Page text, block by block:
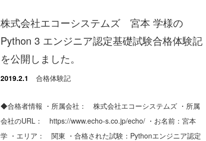
株式会社エコーシステムズ 宮本 学様の
Python 3 エンジニア認定基礎試験合格体験記
を公開しました。
2019.2.1 合格体験記
◆合格者情報 ・所属会社： 株式会社エコーシステムズ ・所属
会社のURL： https://www.echo-s.co.jp/echo/ ・お名前：宮本
学 ・エリア： 関東 ・合格された試験：Pythonエンジニア認定